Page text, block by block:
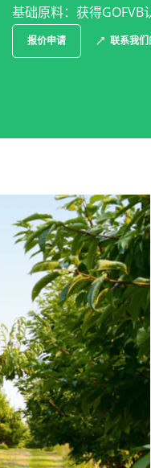
基础原料：获得GOFVB
报价申请 联系我们